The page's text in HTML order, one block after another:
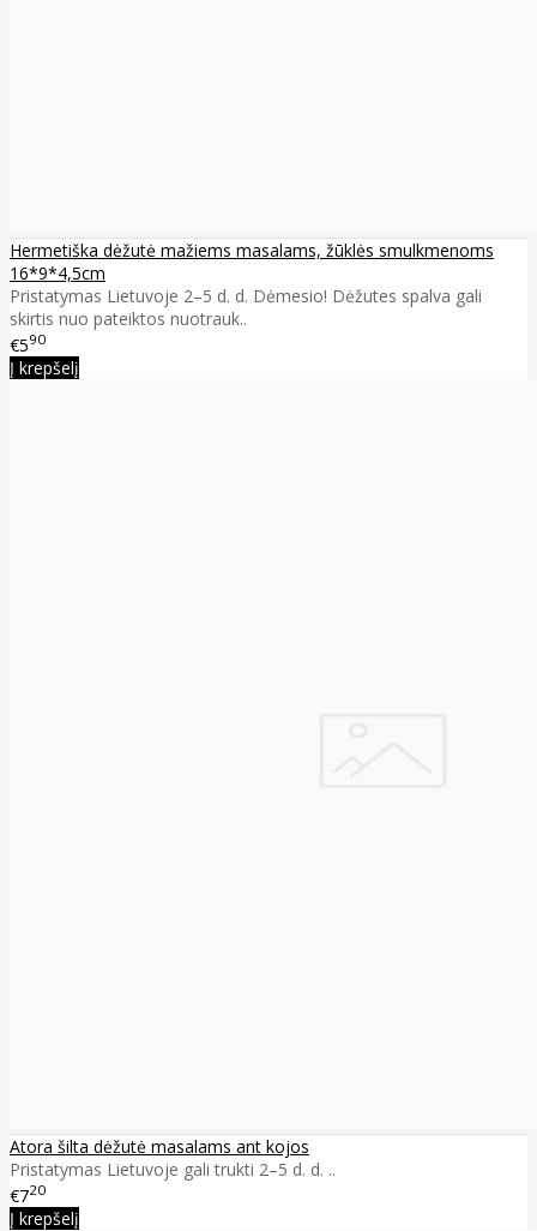
Hermetiška dėžutė mažiems masalams, žūklės smulkmenoms
16*9*4,5cm
Pristatymas Lietuvoje 2–5 d. d. Dėmesio! Dėžutes spalva gali
skirtis nuo pateiktos nuotrauk..
€590
Į krepšelį
Atora šilta dėžutė masalams ant kojos
Pristatymas Lietuvoje gali trukti 2–5 d. d. ..
€720
Į krepšelį